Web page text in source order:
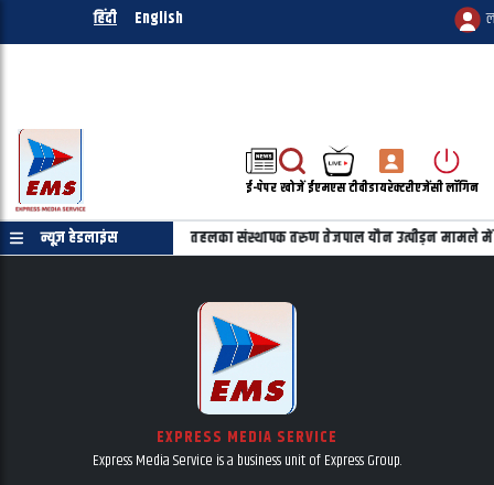
हिंदी English
ई-पेपरखोजेंईएमएस टीवीडायरेक्टरीएजेंसी लॉगिन
न्यूज़ हेडलाइंस
अब हुआ और घातक&nbsp; तहलका संस्थापक तरुण तेजपाल यौन उत्पीड़न मामले में
EXPRESS MEDIA SERVICE
Express Media Service is a business unit of Express Group.